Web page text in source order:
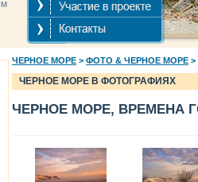
ЧЕРНОЕ МОРЕ > ФОТО & ЧЕРНОЕ МОРЕ >
ЧЕРНОЕ МОРЕ В ФОТОГРАФИЯХ
ЧЕРНОЕ МОРЕ, ВРЕМЕНА